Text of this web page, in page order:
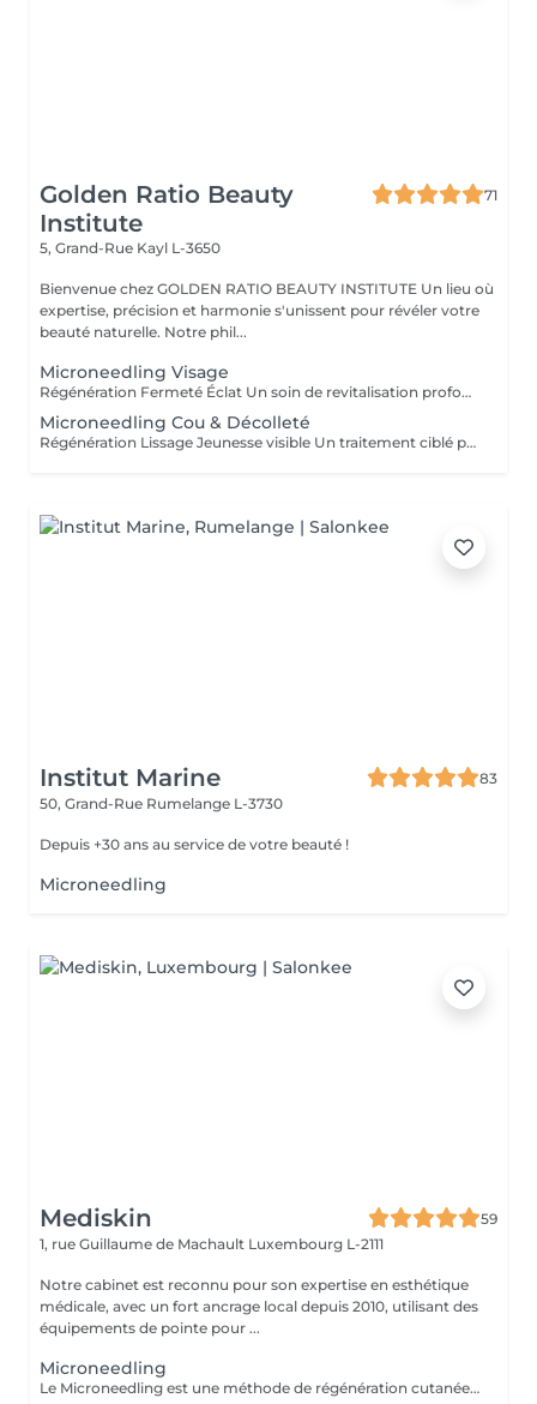
Golden Ratio Beauty
Institute
71
5, Grand-Rue Kayl L-3650
Bienvenue chez GOLDEN RATIO BEAUTY INSTITUTE Un lieu où
expertise, précision et harmonie s'unissent pour révéler votre
beauté naturelle. Notre phil...
Microneedling Visage
Régénération Fermeté Éclat Un soin de revitalisation profonde qui stimule naturellement la peau grâce à de micro-aiguilles très fines. Le microneedling crée de minuscules perforations à la surface de la peau, déclenchant un processus de réparation intense : production de collagène, d'élastine et meilleure absorption des actifs. Ce traitement améliore visiblement : la texture de la peau, les ridules, les pores dilatés, les cicatrices d'acné, le teint terne ou irrégulier. Résultat : une peau plus ferme, plus lisse, lumineuse et visiblement régénérée. Existe en cure 3 Séances
Microneedling Cou & Décolleté
Régénération Lissage Jeunesse visible Un traitement ciblé pour ces zones souvent oubliées mais particulièrement sensibles aux signes de l'âge. Grâce à la technique du microneedling de micro-aiguilles qui stimulent naturellement la peau ce soin active la production de collagène et d'élastine, tout en optimisant la pénétration d'actifs régénérants. Ce protocole améliore visiblement : la fermeté et l'élasticité, les ridules et le relâchement cutané, le teint irrégulier et les taches pigmentaires, la texture de la peau. Résultat : un cou et un décolleté lissés, raffermis, éclatants de jeunesse.
Institut Marine
83
50, Grand-Rue Rumelange L-3730
Depuis +30 ans au service de votre beauté !
Microneedling
Mediskin
59
1, rue Guillaume de Machault Luxembourg L-2111
Notre cabinet est reconnu pour son expertise en esthétique
médicale, avec un fort ancrage local depuis 2010, utilisant des
équipements de pointe pour ...
Microneedling
Le Microneedling est une méthode de régénération cutanée utilisant de fines aiguilles pour stimuler la production de collagène et d'élastine. Avantages : - Amélioration de la texture et de la fermeté de la peau. - Réduction des signes de vieillissement. Adaptabilité : Le microneedling est adapté à tous les types de peaux. Complément de Soin : - Pour optimiser les résultats du soin et limiter l'éviction sociale, une séance de luminothérapie est incluse. Celle-ci aide à réduire les inflammations, stimuler la production de collagène et améliorer la cicatrisation de la peau. Contre-indications : - Déconseillé aux femmes enceintes ou allaitantes. Lors de la première séance, nous établirons ensemble votre feuille de soin personnalisée. Pour toute question, n'hésitez pas à nous contacter ou réserver une consultation cutanée gratuite.